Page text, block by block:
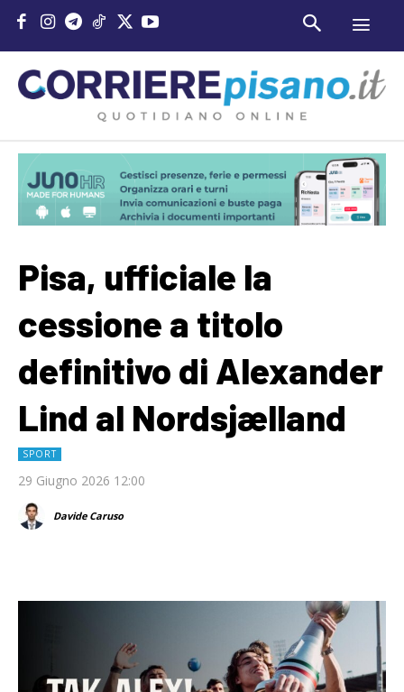
Pisa, ufficiale la
cessione a titolo
definitivo di Alexander
Lind al Nordsjælland
SPORT
29 Giugno 2026 12:00
Davide Caruso